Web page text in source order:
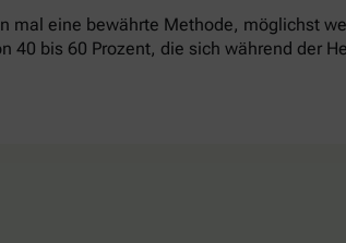
mal eine bewährte Methode, möglichst
bis 60 Prozent, die sich während der